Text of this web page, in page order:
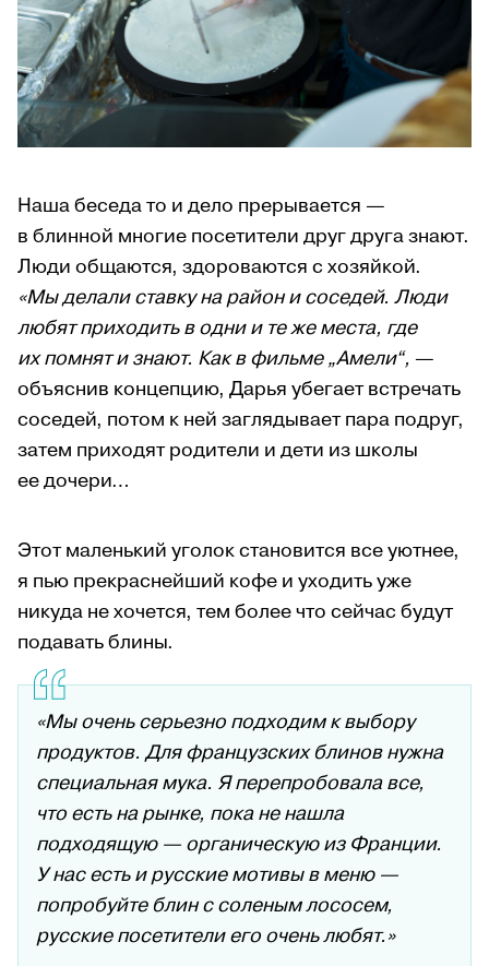
Наша беседа то и дело прерывается —
в блинной многие посетители друг друга знают.
Люди общаются, здороваются с хозяйкой.
«Мы делали ставку на район и соседей. Люди
любят приходить в одни и те же места, где
их помнят и знают. Как в фильме „Амели“, —
объяснив концепцию, Дарья убегает встречать
соседей, потом к ней заглядывает пара подруг,
затем приходят родители и дети из школы
ее дочери…
Этот маленький уголок становится все уютнее,
я пью прекраснейший кофе и уходить уже
никуда не хочется, тем более что сейчас будут
подавать блины.
«Мы очень серьезно подходим к выбору
продуктов. Для французских блинов нужна
специальная мука. Я перепробовала все,
что есть на рынке, пока не нашла
подходящую — органическую из Франции.
У нас есть и русские мотивы в меню —
попробуйте блин с соленым лососем,
русские посетители его очень любят.»